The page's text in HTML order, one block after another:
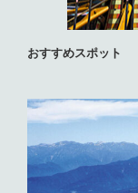
おすすめスポット